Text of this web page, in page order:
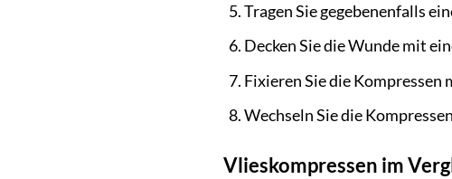
Tragen Sie gegebenenfalls
Decken Sie die Wunde mit
Fixieren Sie die Kompressen
Wechseln Sie die
Vlieskompressen im